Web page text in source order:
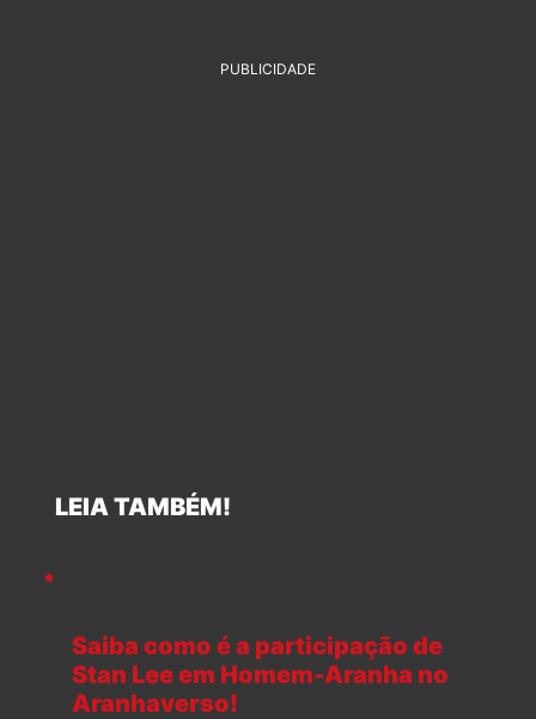
PUBLICIDADE
LEIA TAMBÉM!
Saiba como é a participação de
Stan Lee em Homem-Aranha no
Aranhaverso!